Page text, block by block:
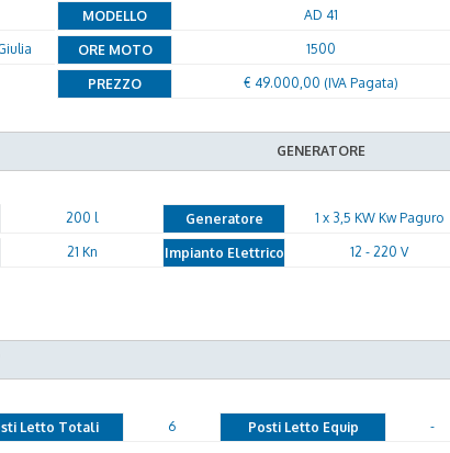
MODELLO AD 41
ORE MOTO 1500
PREZZO € 49.000,00 (IVA Pagata)
GENERATORE
200 l
21 Kn
Generatore 1 x 3,5 KW Kw Paguro
Impianto Elettrico 12 - 220 V
Letto Totali 6 Posti Letto Equip -